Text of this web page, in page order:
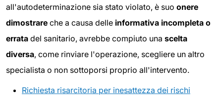
all'autodeterminazione sia stato violato, è suo onere
dimostrare che a causa delle informativa incompleta o
errata del sanitario, avrebbe compiuto una scelta
diversa, come rinviare l'operazione, scegliere un altro
specialista o non sottoporsi proprio all'intervento.
Richiesta risarcitoria per inesattezza dei rischi